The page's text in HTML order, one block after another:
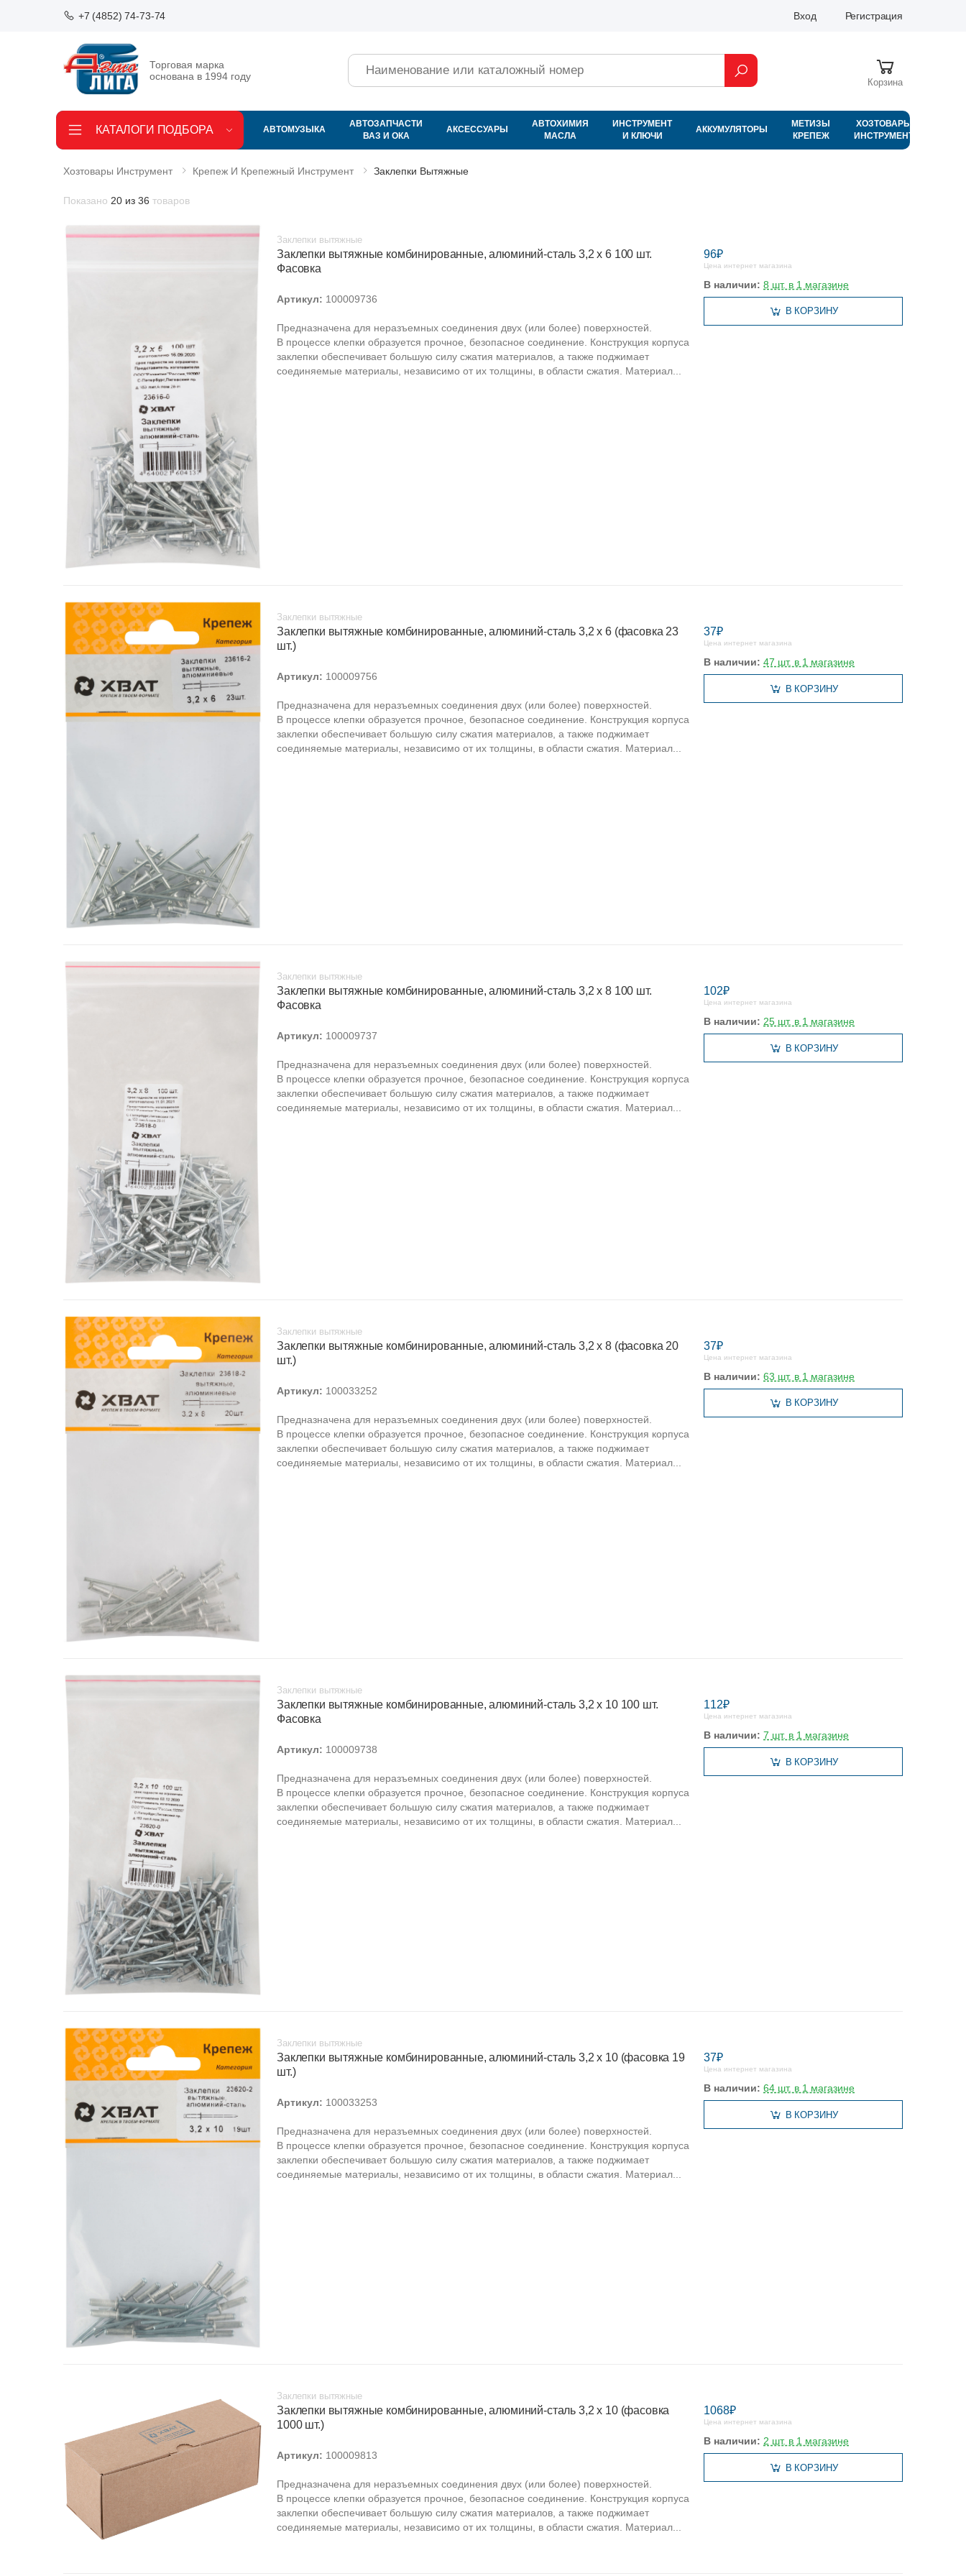
+7 (4852) 74-73-74 Вход Регистрация
Торговая марка
основана в 1994 году
Поиск
Корзина
КАТАЛОГИ ПОДБОРА АВТОМУЗЫКА
АВТОЗАПЧАСТИ
ВАЗ И ОКА
АКСЕССУАРЫ
АВТОХИМИЯ
МАСЛА
ИНСТРУМЕНТ
И КЛЮЧИ
АККУМУЛЯТОРЫ
МЕТИЗЫ
КРЕПЕЖ
ХОЗТОВАРЫ
ИНСТРУМЕНТ
Хозтовары Инструмент Крепеж И Крепежный Инструмент Заклепки Вытяжные
Показано 20 из 36 товаров
96₽
Цена интернет магазина
В наличии: 8 шт. в 1 магазине
В КОРЗИНУ
Заклепки вытяжные
Заклепки вытяжные комбинированные, алюминий-сталь 3,2 х 6 100 шт.
Фасовка
Артикул: 100009736
Предназначена для неразъемных соединения двух (или более) поверхностей.
В процессе клепки образуется прочное, безопасное соединение. Конструкция корпуса
заклепки обеспечивает большую силу сжатия материалов, а также поджимает
соединяемые материалы, независимо от их толщины, в области сжатия. Материал...
37₽
Цена интернет магазина
В наличии: 47 шт. в 1 магазине
В КОРЗИНУ
Заклепки вытяжные
Заклепки вытяжные комбинированные, алюминий-сталь 3,2 х 6 (фасовка 23
шт.)
Артикул: 100009756
Предназначена для неразъемных соединения двух (или более) поверхностей.
В процессе клепки образуется прочное, безопасное соединение. Конструкция корпуса
заклепки обеспечивает большую силу сжатия материалов, а также поджимает
соединяемые материалы, независимо от их толщины, в области сжатия. Материал...
102₽
Цена интернет магазина
В наличии: 25 шт. в 1 магазине
В КОРЗИНУ
Заклепки вытяжные
Заклепки вытяжные комбинированные, алюминий-сталь 3,2 х 8 100 шт.
Фасовка
Артикул: 100009737
Предназначена для неразъемных соединения двух (или более) поверхностей.
В процессе клепки образуется прочное, безопасное соединение. Конструкция корпуса
заклепки обеспечивает большую силу сжатия материалов, а также поджимает
соединяемые материалы, независимо от их толщины, в области сжатия. Материал...
37₽
Цена интернет магазина
В наличии: 63 шт. в 1 магазине
В КОРЗИНУ
Заклепки вытяжные
Заклепки вытяжные комбинированные, алюминий-сталь 3,2 х 8 (фасовка 20
шт.)
Артикул: 100033252
Предназначена для неразъемных соединения двух (или более) поверхностей.
В процессе клепки образуется прочное, безопасное соединение. Конструкция корпуса
заклепки обеспечивает большую силу сжатия материалов, а также поджимает
соединяемые материалы, независимо от их толщины, в области сжатия. Материал...
112₽
Цена интернет магазина
В наличии: 7 шт. в 1 магазине
В КОРЗИНУ
Заклепки вытяжные
Заклепки вытяжные комбинированные, алюминий-сталь 3,2 х 10 100 шт.
Фасовка
Артикул: 100009738
Предназначена для неразъемных соединения двух (или более) поверхностей.
В процессе клепки образуется прочное, безопасное соединение. Конструкция корпуса
заклепки обеспечивает большую силу сжатия материалов, а также поджимает
соединяемые материалы, независимо от их толщины, в области сжатия. Материал...
37₽
Цена интернет магазина
В наличии: 64 шт. в 1 магазине
В КОРЗИНУ
Заклепки вытяжные
Заклепки вытяжные комбинированные, алюминий-сталь 3,2 х 10 (фасовка 19
шт.)
Артикул: 100033253
Предназначена для неразъемных соединения двух (или более) поверхностей.
В процессе клепки образуется прочное, безопасное соединение. Конструкция корпуса
заклепки обеспечивает большую силу сжатия материалов, а также поджимает
соединяемые материалы, независимо от их толщины, в области сжатия. Материал...
1068₽
Цена интернет магазина
В наличии: 2 шт. в 1 магазине
В КОРЗИНУ
Заклепки вытяжные
Заклепки вытяжные комбинированные, алюминий-сталь 3,2 х 10 (фасовка
1000 шт.)
Артикул: 100009813
Предназначена для неразъемных соединения двух (или более) поверхностей.
В процессе клепки образуется прочное, безопасное соединение. Конструкция корпуса
заклепки обеспечивает большую силу сжатия материалов, а также поджимает
соединяемые материалы, независимо от их толщины, в области сжатия. Материал...